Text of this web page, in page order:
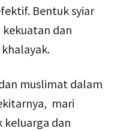
Bentuk syiar
dan
muslimat dalam
mari
keluarga dan